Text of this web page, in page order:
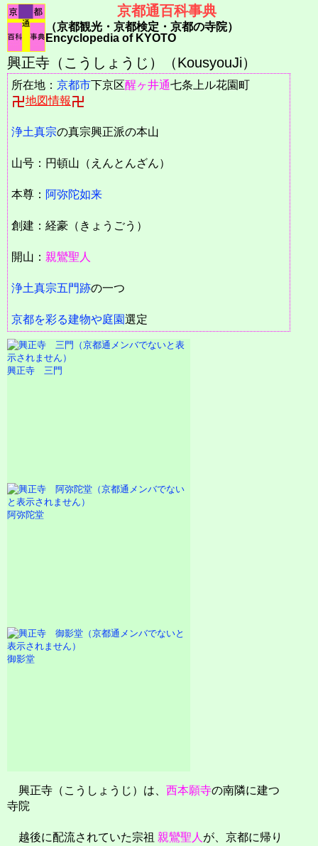
京都通百科事典
（京都観光・京都検定・京都の寺院）
Encyclopedia of KYOTO
興正寺（こうしょうじ）（KousyouJi）
所在地： 京都市下京区醒ヶ井通七条上ル花園町
地図情報
浄土真宗の真宗興正派の本山
山号：円頓山（えんとんざん）
本尊： 阿弥陀如来
創建：経豪（きょうごう）
開山： 親鸞聖人
浄土真宗五門跡の一つ
京都を彩る建物や庭園選定
興正寺 三門
阿弥陀堂
御影堂
興正寺（こうしょうじ）は、 西本願寺の南隣に建つ
寺院
越後に配流されていた宗祖 親鸞聖人 が、京都に帰り